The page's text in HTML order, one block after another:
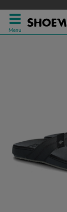
Menu
Reef
Slippers